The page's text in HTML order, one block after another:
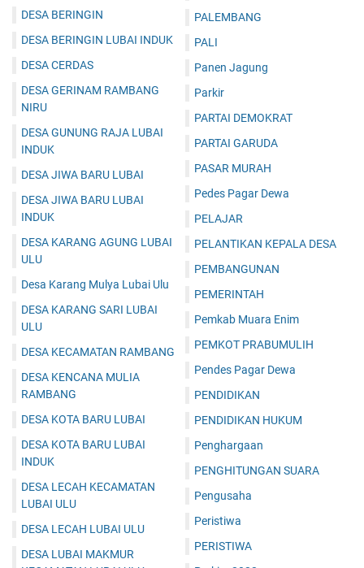
DESA BERINGIN
DESA BERINGIN LUBAI INDUK
DESA CERDAS
DESA GERINAM RAMBANG
NIRU
DESA GUNUNG RAJA LUBAI
INDUK
DESA JIWA BARU LUBAI
DESA JIWA BARU LUBAI
INDUK
DESA KARANG AGUNG LUBAI
ULU
Desa Karang Mulya Lubai Ulu
DESA KARANG SARI LUBAI
ULU
DESA KECAMATAN RAMBANG
DESA KENCANA MULIA
RAMBANG
DESA KOTA BARU LUBAI
DESA KOTA BARU LUBAI
INDUK
DESA LECAH KECAMATAN
LUBAI ULU
DESA LECAH LUBAI ULU
DESA LUBAI MAKMUR
PALEMBANG
PALI
Panen Jagung
Parkir
PARTAI DEMOKRAT
PARTAI GARUDA
PASAR MURAH
Pedes Pagar Dewa
PELAJAR
PELANTIKAN KEPALA DESA
PEMBANGUNAN
PEMERINTAH
Pemkab Muara Enim
PEMKOT PRABUMULIH
Pendes Pagar Dewa
PENDIDIKAN
PENDIDIKAN HUKUM
Penghargaan
PENGHITUNGAN SUARA
Pengusaha
Peristiwa
PERISTIWA